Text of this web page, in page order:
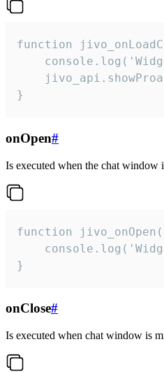
function
}
onOpen#
Is executed when the chat
function
}
onClose#
Is executed when chat window is